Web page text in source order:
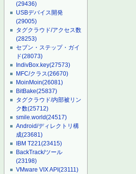
(29436)
USBデバイス開発
(29005)
タグクラウド/アクセス数
(28253)
セブン・ステップ・ガイ
ド(28073)
IndivBox.key(27573)
MFC/クラス(26670)
MoinMoin(26081)
BitBake(25837)
タグクラウド/内部被リン
ク数(25712)
smile.world(24517)
Android/ディレクトリ構
成(23681)
IBM T221(23415)
BackTrack/ツール
(23198)
VMware VIX API(23111)